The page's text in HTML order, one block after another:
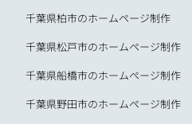
千葉県柏市のホームページ制作
千葉県松戸市のホームページ制作
千葉県船橋市のホームページ制作
千葉県野田市のホームページ制作